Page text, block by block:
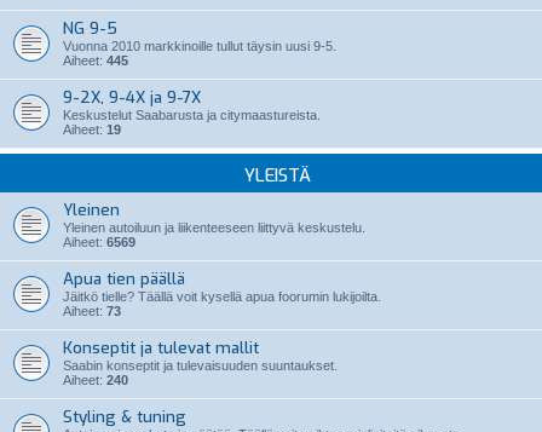
NG 9-5
Vuonna 2010 markkinoille tullut täysin uusi 9-5.
Aiheet: 445
9-2X, 9-4X ja 9-7X
Keskustelut Saabarusta ja citymaastureista.
Aiheet: 19
YLEISTÄ
Yleinen
Yleinen autoiluun ja liikenteeseen liittyvä keskustelu.
Aiheet: 6569
Apua tien päällä
Jäitkö tielle? Täällä voit kysellä apua foorumin lukijoilta.
Aiheet: 73
Konseptit ja tulevat mallit
Saabin konseptit ja tulevaisuuden suuntaukset.
Aiheet: 240
Styling & tuning